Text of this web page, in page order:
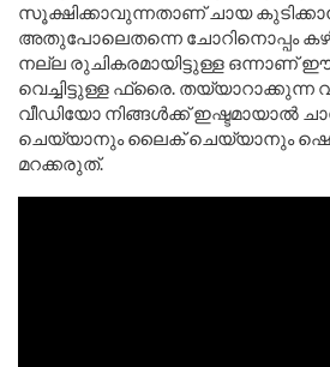
സൂക്ഷിക്കാവുന്നതാണ് ചായ
അതുപോലെതന്നെ ചോറിനൊപ്പം
നല്ല രുചികരമായിട്ടുള്ള ഒന്നാണ്
വെച്ചിട്ടുള്ള ഫ്രൈ. തയ്യാറാക്കുന്ന
വീഡിയോ നിങ്ങൾക്ക്
ചെയ്യാനും ലൈക് ചെയ്യാനും
മറക്കരുത്.